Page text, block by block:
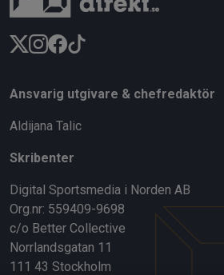
Ansvarig utgivare & chefredaktör
Aldijana Talic
Skribenter
Digital Sportsmedia i Norden AB
Org.nr: 559409-9698
c/o Better Collective
Norrlandsgatan 11
111 43 Stockholm